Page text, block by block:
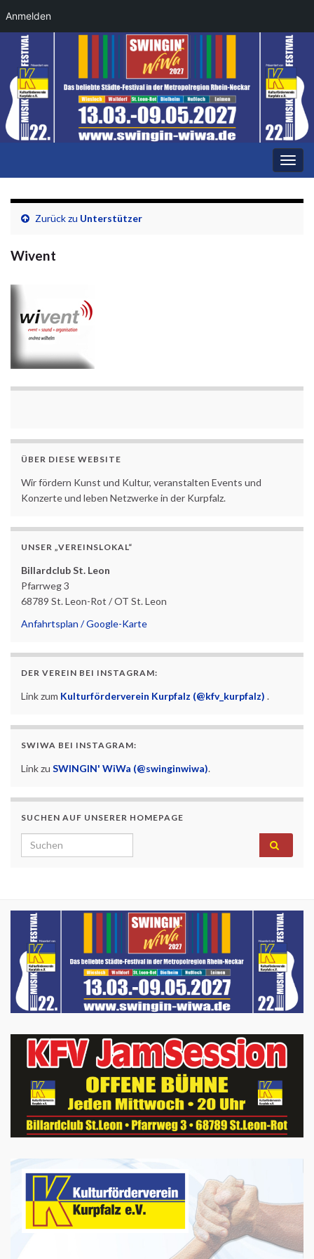
Anmelden
Zurück zu Unterstützer
Wivent
ÜBER DIESE WEBSITE
Wir fördern Kunst und Kultur, veranstalten Events und
Konzerte und leben Netzwerke in der Kurpfalz.
UNSER „VEREINSLOKAL“
Billardclub St. Leon
Pfarrweg 3
68789 St. Leon-Rot / OT St. Leon
Anfahrtsplan / Google-Karte
DER VEREIN BEI INSTAGRAM:
Link zum Kulturförderverein Kurpfalz (@kfv_kurpfalz) .
SWIWA BEI INSTAGRAM:
Link zu SWINGIN' WiWa (@swinginwiwa).
SUCHEN AUF UNSERER HOMEPAGE
Search for: